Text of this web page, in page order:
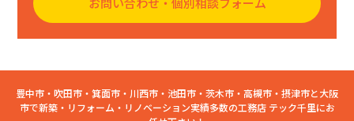
豊中市・吹田市・箕面市・川西市・池田市・茨木市・高槻市・摂津市と大阪
市で新築・リフォーム・リノベーション実績多数の工務店 テック千里にお